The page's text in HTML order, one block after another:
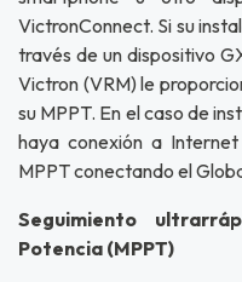
VictronConnect. Si su
través de un dispositivo
Victron (VRM) le
su MPPT. En el caso de
haya conexión a
MPPT conectando el
Seguimiento
Potencia (MPPT)